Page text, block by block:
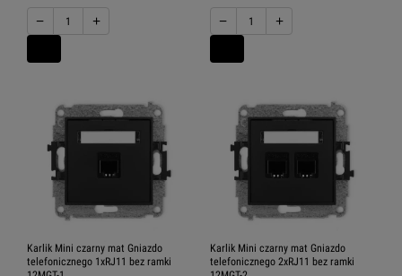
− + − +
Karlik Mini czarny mat Gniazdo
telefonicznego 1xRJ11 bez ramki
Karlik Mini czarny mat Gniazdo
telefonicznego 2xRJ11 bez ramki